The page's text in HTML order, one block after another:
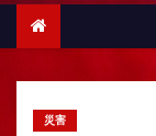
災害